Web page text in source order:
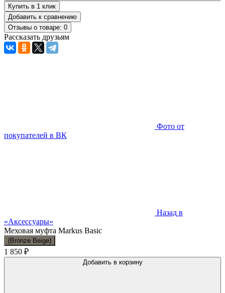
Купить в 1 клик
Добавить к сравнению
Отзывы о товаре: 0
Рассказать друзьям
Фото от
покупателей в ВК
Назад в
«Аксессуары»
Меховая муфта Markus Basic
(Bronze Beige)
1 850 ₽
Добавить в корзину